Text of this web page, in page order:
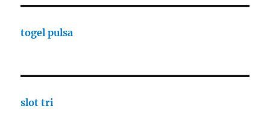
togel pulsa
slot tri